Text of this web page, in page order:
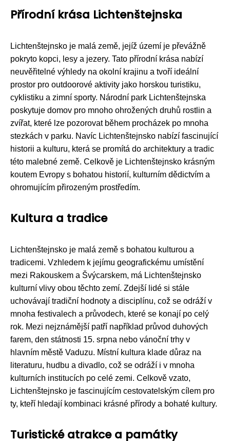
Přírodní krása Lichtenštejnska
Lichtenštejnsko je malá země, jejíž území je převážně
pokryto kopci, lesy a jezery. Tato přírodní krása nabízí
neuvěřitelné výhledy na okolní krajinu a tvoří ideální
prostor pro outdoorové aktivity jako horskou turistiku,
cyklistiku a zimní sporty. Národní park Lichtenštejnska
poskytuje domov pro mnoho ohrožených druhů rostlin a
zvířat, které lze pozorovat během procházek po mnoha
stezkách v parku. Navíc Lichtenštejnsko nabízí fascinující
historii a kulturu, která se promítá do architektury a tradic
této malebné země. Celkově je Lichtenštejnsko krásným
koutem Evropy s bohatou historií, kulturním dědictvím a
ohromujícím přirozeným prostředím.
Kultura a tradice
Lichtenštejnsko je malá země s bohatou kulturou a
tradicemi. Vzhledem k jejímu geografickému umístění
mezi Rakouskem a Švýcarskem, má Lichtenštejnsko
kulturní vlivy obou těchto zemí. Zdejší lidé si stále
uchovávají tradiční hodnoty a disciplínu, což se odráží v
mnoha festivalech a průvodech, které se konají po celý
rok. Mezi nejznámější patří například průvod duhových
farem, den státnosti 15. srpna nebo vánoční trhy v
hlavním městě Vaduzu. Místní kultura klade důraz na
literaturu, hudbu a divadlo, což se odráží i v mnoha
kulturních institucích po celé zemi. Celkově vzato,
Lichtenštejnsko je fascinujícím cestovatelským cílem pro
ty, kteří hledají kombinaci krásné přírody a bohaté kultury.
Turistické atrakce a památky